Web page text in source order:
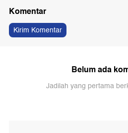
Komentar
Kirim Komentar
Belum ada
Jadilah yang pertama